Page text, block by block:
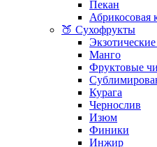
Пекан
Абрикосовая
🍑 Сухофрукты
Манго
Фруктовые
Курага
Чернослив
Изюм
Финики
Инжир